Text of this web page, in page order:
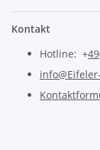
Kontakt
Hotline: +